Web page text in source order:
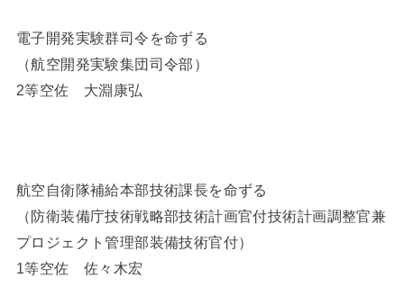
電子開発実験群司令を命ずる
（航空開発実験集団司令部）
2等空佐 大淵康弘
航空自衛隊補給本部技術課長を命ずる
（防衛装備庁技術戦略部技術計画官付技術計画調整官兼
プロジェクト管理部装備技術官付）
1等空佐 佐々木宏